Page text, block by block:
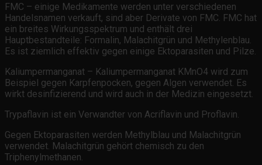
FMC – einige Medikamente werden unter verschiedenen
Handelsnamen verkauft, sind aber Derivate von FMC. FMC hat
ein breites Wirkungsspektrum und enthält drei
Hauptbestandteile: Formalin, Malachitgrün und Methylenblau.
Es ist ziemlich effektiv gegen einige Ektoparasiten und Pilze.
Kaliumpermanganat – Kaliumpermanganat KMnO4 wird zum
Beispiel gegen Karpfenpocken, gegen Algen verwendet. Es
wirkt desinfizierend und wird auch in der Medizin eingesetzt.
Trypaflavin ist ein Verwandter von Acriflavin und Proflavin.
Gegen Ektoparasiten werden Methylblau und Malachitgrün
verwendet. Malachitgrün gehört chemisch zu den
Triphenylmethanen.